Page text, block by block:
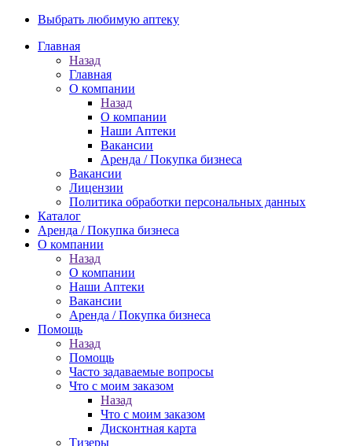
Выбрать любимую аптеку
Главная
Назад
Главная
О компании
Назад
О компании
Наши Аптеки
Вакансии
Аренда / Покупка бизнеса
Вакансии
Лицензии
Политика обработки персональных данных
Каталог
Аренда / Покупка бизнеса
О компании
Назад
О компании
Наши Аптеки
Вакансии
Аренда / Покупка бизнеса
Помощь
Назад
Помощь
Часто задаваемые вопросы
Что с моим заказом
Назад
Что с моим заказом
Дисконтная карта
Тизеры